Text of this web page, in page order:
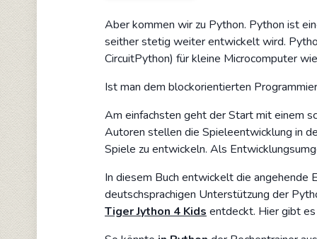
Aber kommen wir zu Python. Python ist
seither stetig weiter entwickelt wird.
CircuitPython) für kleine Microcomputer
Ist man dem blockorientierten
Am einfachsten geht der Start mit einem
Autoren stellen die Spieleentwicklung in
Spiele zu entwickeln. Als
In diesem Buch entwickelt die angehende
deutschsprachigen Unterstützung der
Tiger Jython 4 Kids entdeckt. Hier gibt